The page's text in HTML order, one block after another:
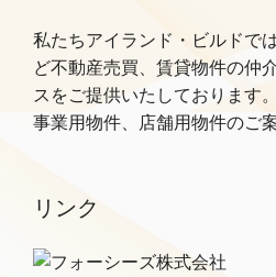
私たちアイランド・ビルドで
ど不動産売買、賃貸物件の仲
スをご提供いたしております。
事業用物件、店舗用物件のご
リンク